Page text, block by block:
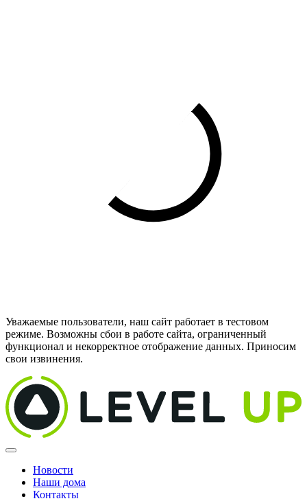
Уважаемые пользователи, наш сайт работает в тестовом
режиме. Возможны сбои в работе сайта, ограниченный
функционал и некорректное отображение данных. Приносим
свои извинения.
Новости
Наши дома
Контакты